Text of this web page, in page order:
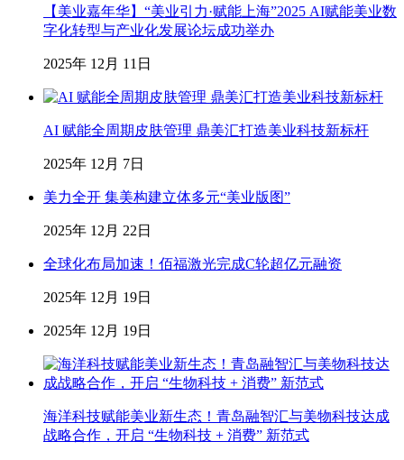
【美业嘉年华】“美业引力·赋能上海”2025 AI赋能美业数
字化转型与产业化发展论坛成功举办
2025年 12月 11日
AI 赋能全周期皮肤管理 鼎美汇打造美业科技新标杆
2025年 12月 7日
美力全开 集美构建立体多元“美业版图”
2025年 12月 22日
全球化布局加速！佰福激光完成C轮超亿元融资
2025年 12月 19日
2025年 12月 19日
海洋科技赋能美业新生态！青岛融智汇与美物科技达成
战略合作，开启 “生物科技 + 消费” 新范式